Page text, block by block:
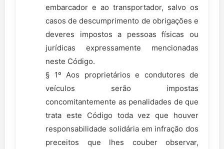
embarcador e ao transportador, salvo os
casos de descumprimento de obrigações e
deveres impostos a pessoas físicas ou
jurídicas expressamente mencionadas
neste Código.
§ 1º Aos proprietários e condutores de
veículos serão impostas
concomitantemente as penalidades de que
trata este Código toda vez que houver
responsabilidade solidária em infração dos
preceitos que lhes couber observar,